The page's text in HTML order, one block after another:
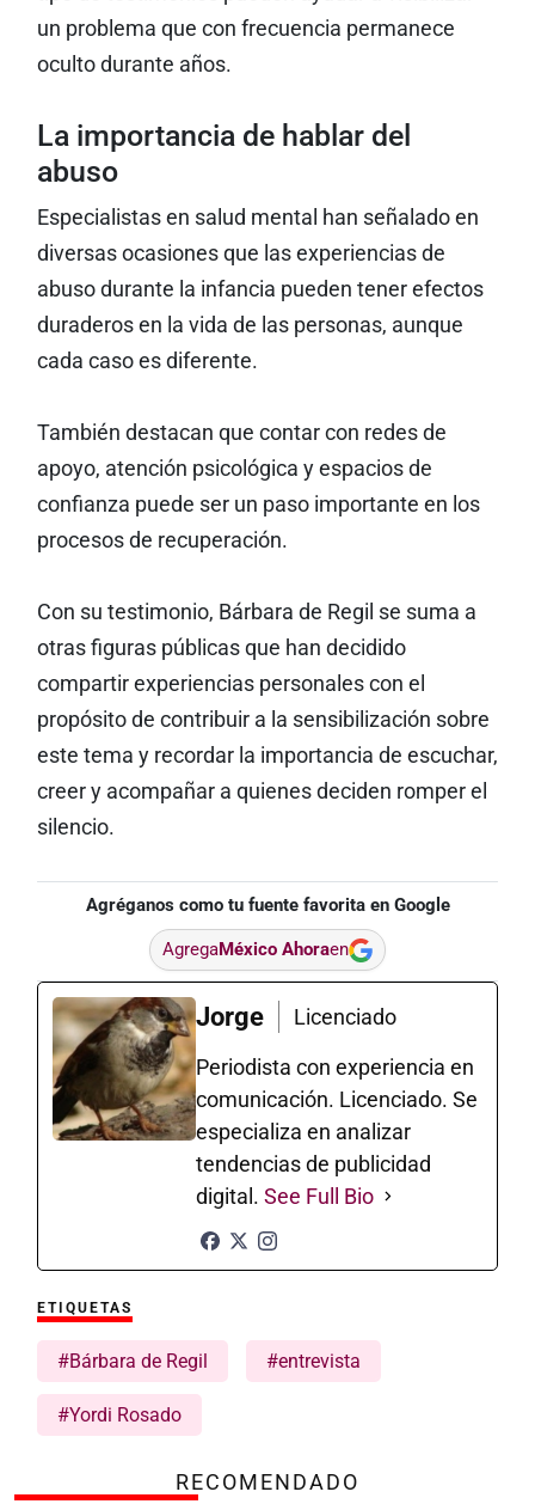
un problema que con frecuencia permanece
oculto durante años.
La importancia de hablar del
abuso
Especialistas en salud mental han señalado en
diversas ocasiones que las experiencias de
abuso durante la infancia pueden tener efectos
duraderos en la vida de las personas, aunque
cada caso es diferente.
También destacan que contar con redes de
apoyo, atención psicológica y espacios de
confianza puede ser un paso importante en los
procesos de recuperación.
Con su testimonio, Bárbara de Regil se suma a
otras figuras públicas que han decidido
compartir experiencias personales con el
propósito de contribuir a la sensibilización sobre
este tema y recordar la importancia de escuchar,
creer y acompañar a quienes deciden romper el
silencio.
Agréganos como tu fuente favorita en Google
AgregaMéxico Ahoraen
Jorge
Licenciado
Periodista con experiencia en
comunicación. Licenciado. Se
especializa en analizar
tendencias de publicidad
digital. See Full Bio
ETIQUETAS
#Bárbara de Regil #entrevista
#Yordi Rosado
RECOMENDADO